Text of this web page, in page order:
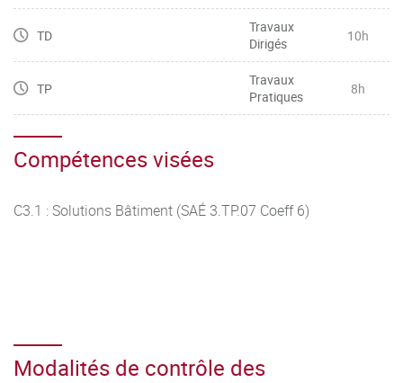
TD
Travaux
Dirigés
10h
TP
Travaux
Pratiques
8h
Compétences visées
C3.1 : Solutions Bâtiment (SAÉ 3.TP.07 Coeff 6)
Modalités de contrôle des